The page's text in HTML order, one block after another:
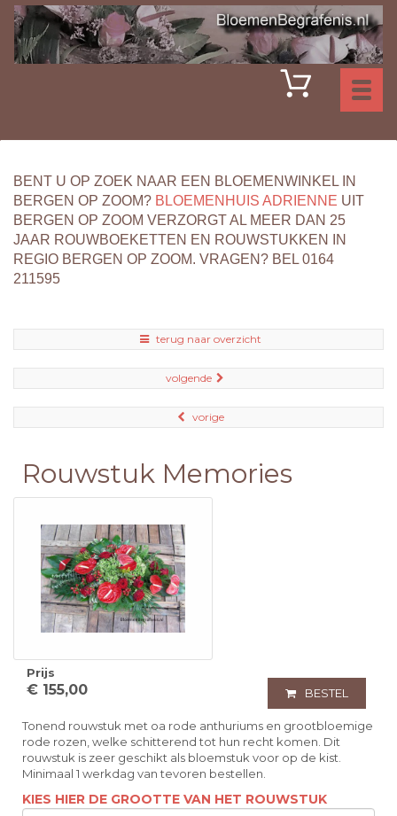
BENT U OP ZOEK NAAR EEN BLOEMENWINKEL IN
BERGEN OP ZOOM? BLOEMENHUIS ADRIENNE UIT
BERGEN OP ZOOM VERZORGT AL MEER DAN 25
JAAR ROUWBOEKETTEN EN ROUWSTUKKEN IN
REGIO BERGEN OP ZOOM. VRAGEN? BEL 0164
211595
terug naar overzicht
volgende
vorige
Rouwstuk Memories
Prijs
€ 155,00 BESTEL
Tonend rouwstuk met oa rode anthuriums en grootbloemige
rode rozen, welke schitterend tot hun recht komen. Dit
rouwstuk is zeer geschikt als bloemstuk voor op de kist.
Minimaal 1 werkdag van tevoren bestellen.
KIES HIER DE GROOTTE VAN HET ROUWSTUK